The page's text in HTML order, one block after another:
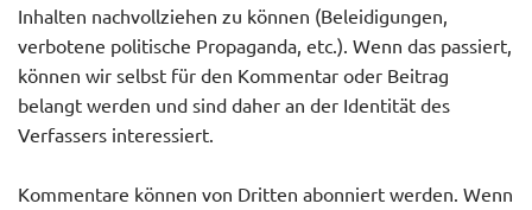
Inhalten nachvollziehen zu können (Beleidigungen,
verbotene politische Propaganda, etc.). Wenn das passiert,
können wir selbst für den Kommentar oder Beitrag
belangt werden und sind daher an der Identität des
Verfassers interessiert.
Kommentare können von Dritten abonniert werden. Wenn